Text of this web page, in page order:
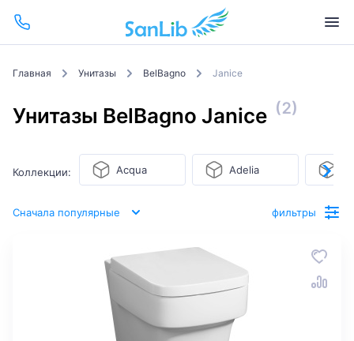
Главная Унитазы BelBagno Janice
Унитазы BelBagno Janice (2)
Коллекции: Acqua Adelia
Сначала популярные фильтры